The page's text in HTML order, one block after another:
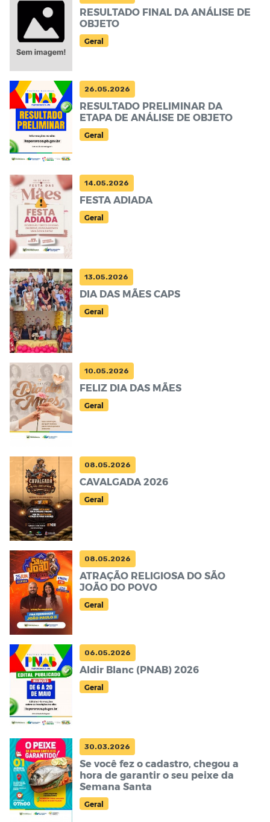
RESULTADO FINAL DA ANÁLISE DE
OBJETO
Geral
26.05.2026
RESULTADO PRELIMINAR DA
ETAPA DE ANÁLISE DE OBJETO
Geral
14.05.2026
FESTA ADIADA
Geral
13.05.2026
DIA DAS MÃES CAPS
Geral
10.05.2026
FELIZ DIA DAS MÃES
Geral
08.05.2026
CAVALGADA 2026
Geral
08.05.2026
ATRAÇÃO RELIGIOSA DO SÃO
JOÃO DO POVO
Geral
06.05.2026
Aldir Blanc (PNAB) 2026
Geral
30.03.2026
Se você fez o cadastro, chegou a
hora de garantir o seu peixe da
Semana Santa
Geral